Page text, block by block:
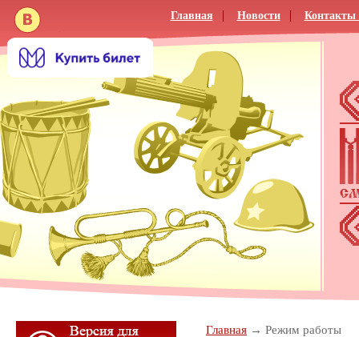
Главная Новости Контакты
Главная Режим работы